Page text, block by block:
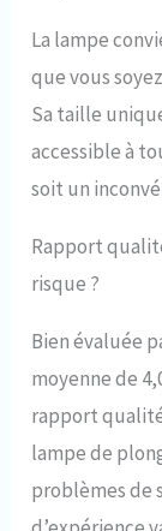
La lampe
que vous
Sa taille
accessible à
soit un
Rapport
risque ?
Bien évaluée
moyenne de
rapport
lampe de
problèmes de